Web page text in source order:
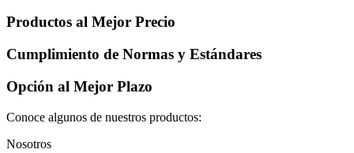
Productos al Mejor Precio
Cumplimiento de Normas y Estándares
Opción al Mejor Plazo
Conoce algunos de nuestros productos:
Nosotros